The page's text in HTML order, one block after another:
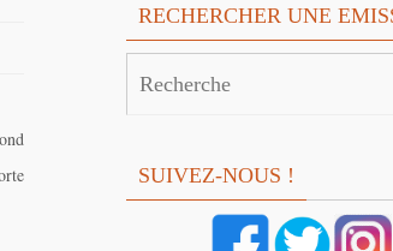
RECHERCHER UNE
SUIVEZ-NOUS !